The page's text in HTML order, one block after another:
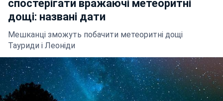
спостерігати вражаючі метеоритні
дощі: названі дати
Мешканці зможуть побачити метеоритні дощі
Тауриди і Леоніди